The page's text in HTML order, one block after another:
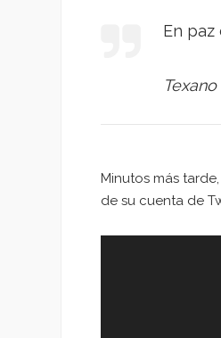
En paz
Minutos más
de su cuenta de